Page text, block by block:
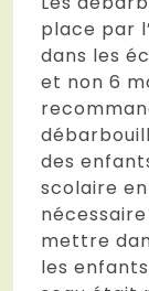
place par
dans les
et non 6
des
scolaire
mettre
les